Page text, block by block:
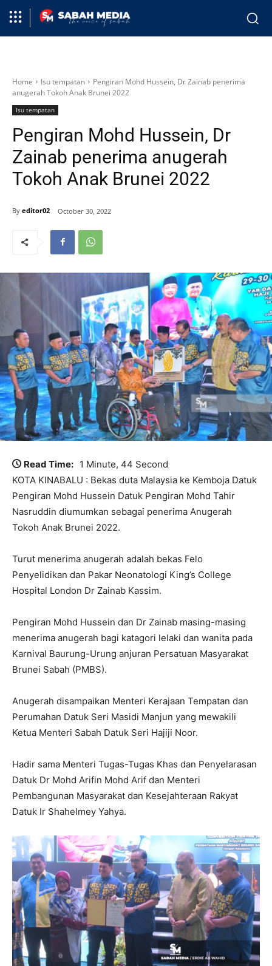
Home Isu tempatan
Pengiran Mohd Hussein, Dr Zainab penerima
anugerah Tokoh Anak Brunei 2022
Isu tempatan
Pengiran Mohd Hussein, Dr
Zainab penerima anugerah
Tokoh Anak Brunei 2022
By editor02 October 30, 2022
Read Time: 1 Minute, 44 Second
KOTA KINABALU : Bekas duta Malaysia ke Kemboja Datuk
Pengiran Mohd Hussein Datuk Pengiran Mohd Tahir
Nasruddin diumumkan sebagai penerima Anugerah
Tokoh Anak Brunei 2022.
Turut menerima anugerah adalah bekas Felo
Penyelidikan dan Pakar Neonatologi King’s College
Hospital London Dr Zainab Kassim.
Pengiran Mohd Hussein dan Dr Zainab masing-masing
menerima anugerah bagi katagori lelaki dan wanita pada
Karnival Baurung-Urung anjuran Persatuan Masyarakat
Brunei Sabah (PMBS).
Anugerah disampaikan Menteri Kerajaan Tempatan dan
Perumahan Datuk Seri Masidi Manjun yang mewakili
Ketua Menteri Sabah Datuk Seri Hajiji Noor.
Hadir sama Menteri Tugas-Tugas Khas dan Penyelarasan
Datuk Dr Mohd Arifin Mohd Arif dan Menteri
Pembangunan Masyarakat dan Kesejahteraan Rakyat
Datuk Ir Shahelmey Yahya.